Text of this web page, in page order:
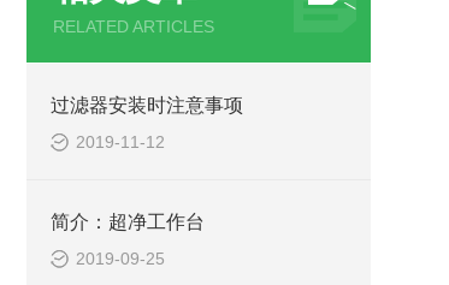
RELATED ARTICLES
过滤器安装时注意事项
2019-11-12
简介：超净工作台
2019-09-25